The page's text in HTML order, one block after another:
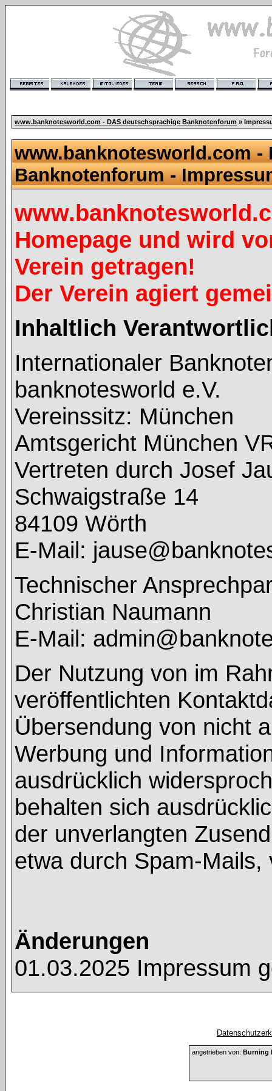
www.banknotesworld.com - DAS deutschsprachige Banknotenforum »
www.banknotesworld.com -
Banknotenforum -
Homepage und wird
Verein getragen!
Der Verein agiert
Inhaltlich
Internationaler
banknotesworld e.V.
Vereinssitz: München
Amtsgericht München
Vertreten durch Josef
Schwaigstraße 14
84109 Wörth
E-Mail:
Technischer
Christian Naumann
E-Mail:
Der Nutzung von im
veröffentlichten
Übersendung von nicht
Werbung und
ausdrücklich
behalten sich
der unverlangten
etwa durch Spam-Mails,
Änderungen
01.03.2025 Impressum
angetrieben von: Burning